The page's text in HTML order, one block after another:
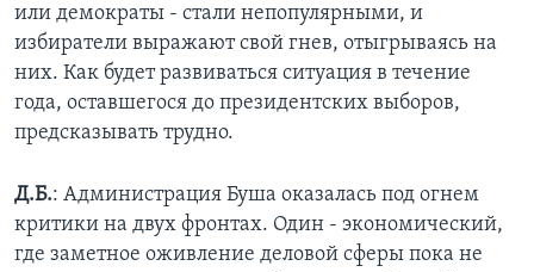
или демократы - стали непопулярными, и
избиратели выражают свой гнев, отыгрываясь на
них. Как будет развиваться ситуация в течение
года, оставшегося до президентских выборов,
предсказывать трудно.
Д.Б.: Администрация Буша оказалась под огнем
критики на двух фронтах. Один - экономический,
где заметное оживление деловой сферы пока не